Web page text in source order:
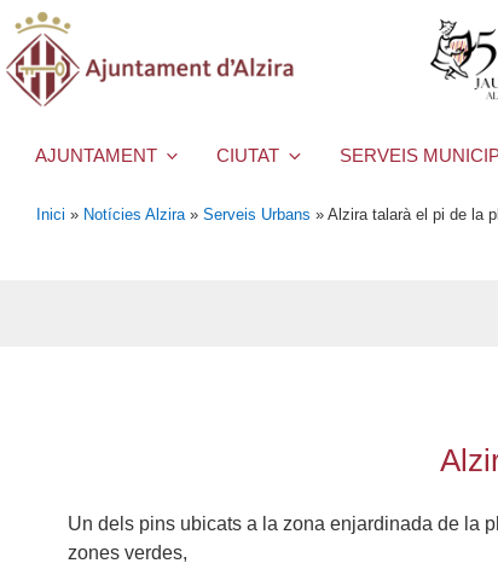
AJUNTAMENT CIUTAT SERVEIS
Inici » Notícies Alzira » Serveis Urbans » Alzira talarà el pi de la
Un dels pins ubicats a la zona enjardinada de la
zones verdes,